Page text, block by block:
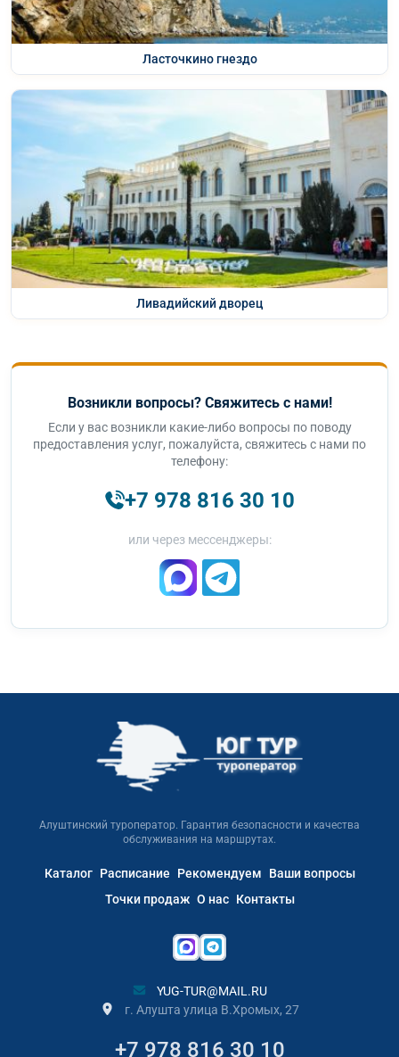
Ласточкино гнездо
Ливадийский дворец
Возникли вопросы? Свяжитесь с нами!
Если у вас возникли какие-либо вопросы по поводу
предоставления услуг, пожалуйста, свяжитесь с нами по
телефону:
+7 978 816 30 10
или через мессенджеры:
Алуштинский туроператор. Гарантия безопасности и качества
обслуживания на маршрутах.
Каталог Расписание Рекомендуем
Ваши вопросы
Точки продаж О нас Контакты
YUG-TUR@MAIL.RU
г. Алушта улица В.Хромых, 27
+7 978 816 30 10